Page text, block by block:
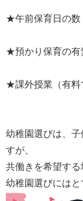
★午前保育日の数
★預かり保育の有
★課外授業（有料
幼稚園選びは、
すが、
共働きを希望する
幼稚園選びにはと